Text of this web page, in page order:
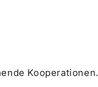
Kooperationen.